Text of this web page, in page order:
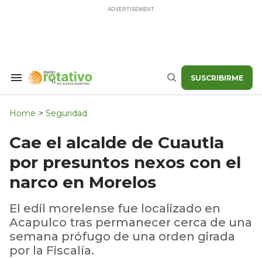
Search
Navigation
Buscar SUSCRIBIRME
Home > Seguridad
Cae el alcalde de Cuautla
por presuntos nexos con el
narco en Morelos
El edil morelense fue localizado en
Acapulco tras permanecer cerca de una
semana prófugo de una orden girada
por la Fiscalía.